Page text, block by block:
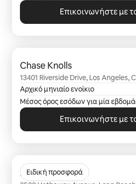
Επικοινωνήστε με
Chase Knolls
13401 Riverside Drive, Los Angeles,
Αρχικό μηνιαίο ενοίκιο
Μέσος όρος εσόδων για μία
Επικοινωνήστε με
Ειδική προσφορά
Hathaway